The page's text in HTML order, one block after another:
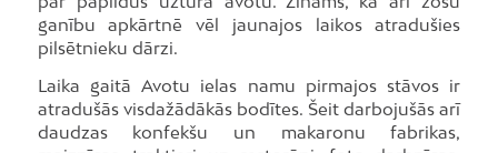
ganību apkārtnē vēl jaunajos laikos atradušies
pilsētnieku dārzi.
Laika gaitā Avotu ielas namu pirmajos stāvos ir
atradušās visdažādākās bodītes. Šeit darbojušās arī
daudzas konfekšu un makaronu fabrikas,